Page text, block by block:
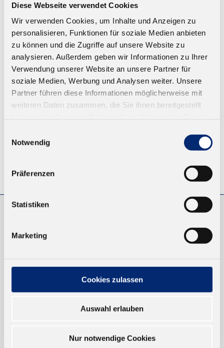
Diese Webseite verwendet Cookies
Wir verwenden Cookies, um Inhalte und Anzeigen zu
personalisieren, Funktionen für soziale Medien anbieten
zu können und die Zugriffe auf unsere Website zu
analysieren. Außerdem geben wir Informationen zu Ihrer
Verwendung unserer Website an unsere Partner für
soziale Medien, Werbung und Analysen weiter. Unsere
Partner führen diese Informationen möglicherweise mit
weiteren Daten zusammen, die Sie ihnen bereitgestellt
Notwendig
Präferenzen
Statistiken
Marketing
Cookies zulassen
Auswahl erlauben
Nur notwendige Cookies
303.0 PVAC Holzleim D3/D4
Wasserfester Weißleim. Geprüft nach EN 14257
(Watt 91)
Ab 8,25 € zzgl. MwSt.
ZUM WARENKORB
© KLEIBERIT SE & CO. KG, Max-Becker-Str. 4, 76356 Weingarten,
NEUKUNDEN
EINFACH BEZAHLEN